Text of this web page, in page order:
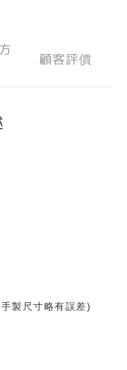
顧客評價
製尺寸略有誤差)